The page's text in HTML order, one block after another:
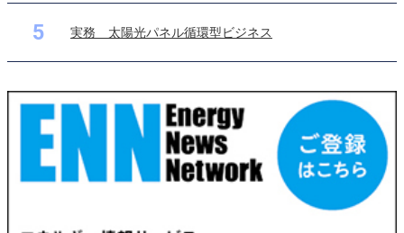
5 実務 太陽光パネル循環型ビジネス